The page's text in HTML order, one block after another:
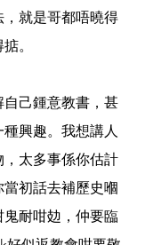
就是哥都唔曉得
。
己鍾意教書，甚
興趣。我想講人
太多事係你估計
初話去補歷史嗰
耐咁攰，仲要臨